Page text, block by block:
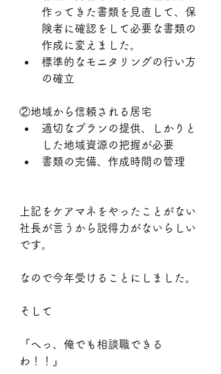
作ってきた書類を見直して、保
険者に確認をして必要な書類の
作成に変えました。
標準的なモニタリングの行い方
の確立
②地域から信頼される居宅
適切なプランの提供、しかりと
した地域資源の把握が必要
書類の完備、作成時間の管理
上記をケアマネをやったことがない
社長が言うから説得力がないらしい
です。
なので今年受けることにしました。
そして
『へっ、俺でも相談職できる
わ！！』